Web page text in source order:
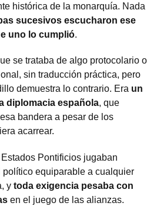
histórica de la monarquía. Nada
sucesivos escucharon ese
uno lo cumplió.
se trataba de algo protocolario o
sin traducción práctica, pero
demuestra lo contrario. Era un
diplomacia española, que
bandera a pesar de los
acarrear.
Pontificios jugaban
político equiparable a cualquier
y toda exigencia pesaba con
en el juego de las alianzas.